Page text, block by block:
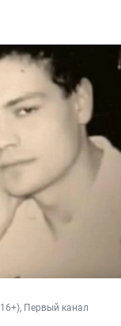
Первый канал